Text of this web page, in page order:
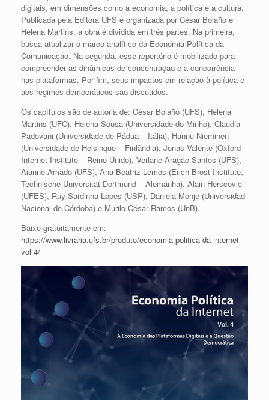
digitais, em dimensões como a economia, a política e a cultura.
Publicada pela Editora UFS e organizada por César Bolaño e
Helena Martins, a obra é dividida em três partes. Na primeira,
busca atualizar o marco analítico da Economia Política da
Comunicação. Na segunda, esse repertório é mobilizado para
compreender as dinâmicas de concentração e a concorrência
nas plataformas. Por fim, seus impactos em relação à política e
aos regimes democráticos são discutidos.
Os capítulos são de autoria de: César Bolaño (UFS), Helena
Martins (UFC), Helena Sousa (Universidade do Minho), Claudia
Padovani (Universidade de Pádua – Itália), Hannu Nieminen
(Universidade de Helsinque – Finlândia), Jonas Valente (Oxford
Internet Institute – Reino Unido), Verlane Aragão Santos (UFS),
Aianne Amado (UFS), Ana Beatriz Lemos (Erich Brost Institute,
Technische Universität Dortmund – Alemanha), Alain Herscovici
(UFES), Ruy Sardinha Lopes (USP), Daniela Monje (Universidad
Nacional de Córdoba) e Murilo César Ramos (UnB).
Baixe gratuitamente em:
https://www.livraria.ufs.br/produto/economia-politica-da-internet-
vol-4/